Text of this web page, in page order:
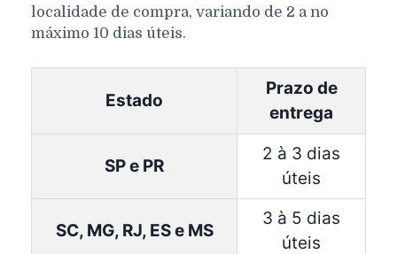
localidade de compra, variando de 2 a no
máximo 10 dias úteis.
Estado
Prazo de
entrega
SP e PR
2 à 3 dias
úteis
SC, MG, RJ, ES e MS
3 à 5 dias
úteis